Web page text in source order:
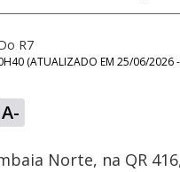
R7
(ATUALIZADO EM 25/06/2026
A-
Ativar
Som
Norte, na QR